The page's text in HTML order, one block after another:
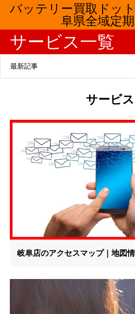
バッテリー買取ドッ
阜県全域定
サービス一覧
最新記事
サービス
岐阜店のアクセスマップ｜地図